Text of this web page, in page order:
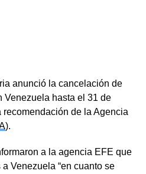
anunció la cancelación de
Venezuela hasta el 31 de
de la Agencia
).
a la agencia EFE que
Venezuela “en cuanto se